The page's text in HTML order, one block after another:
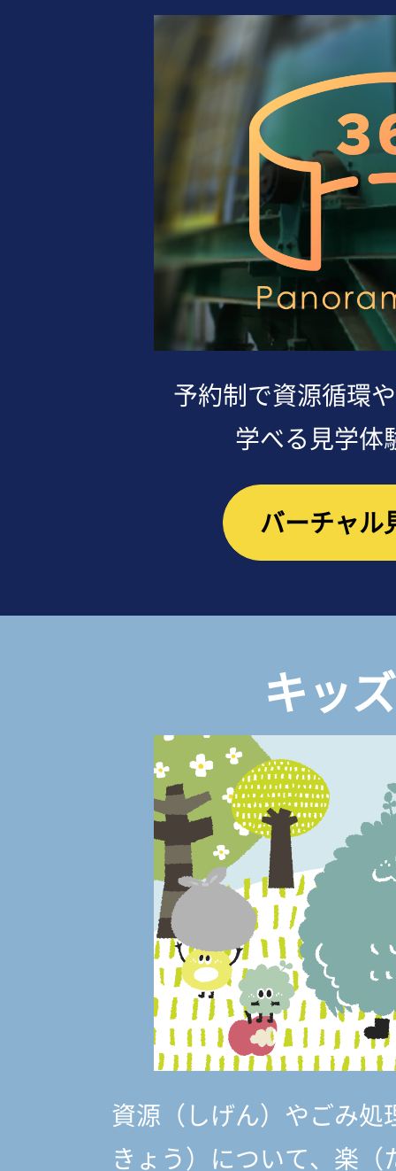
予約制で資源循環
学べる見学体
バーチャル
キッ
資源（しげん）やごみ
きょう） について、楽（